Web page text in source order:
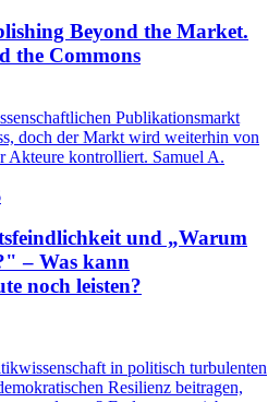
Beyond the Market.
the Commons
Publikationsmarkt
doch der Markt wird weiterhin von
Akteure kontrolliert. Samuel A.
und „Warum
– Was kann
noch leisten?
in politisch turbulenten
Resilienz beitragen,